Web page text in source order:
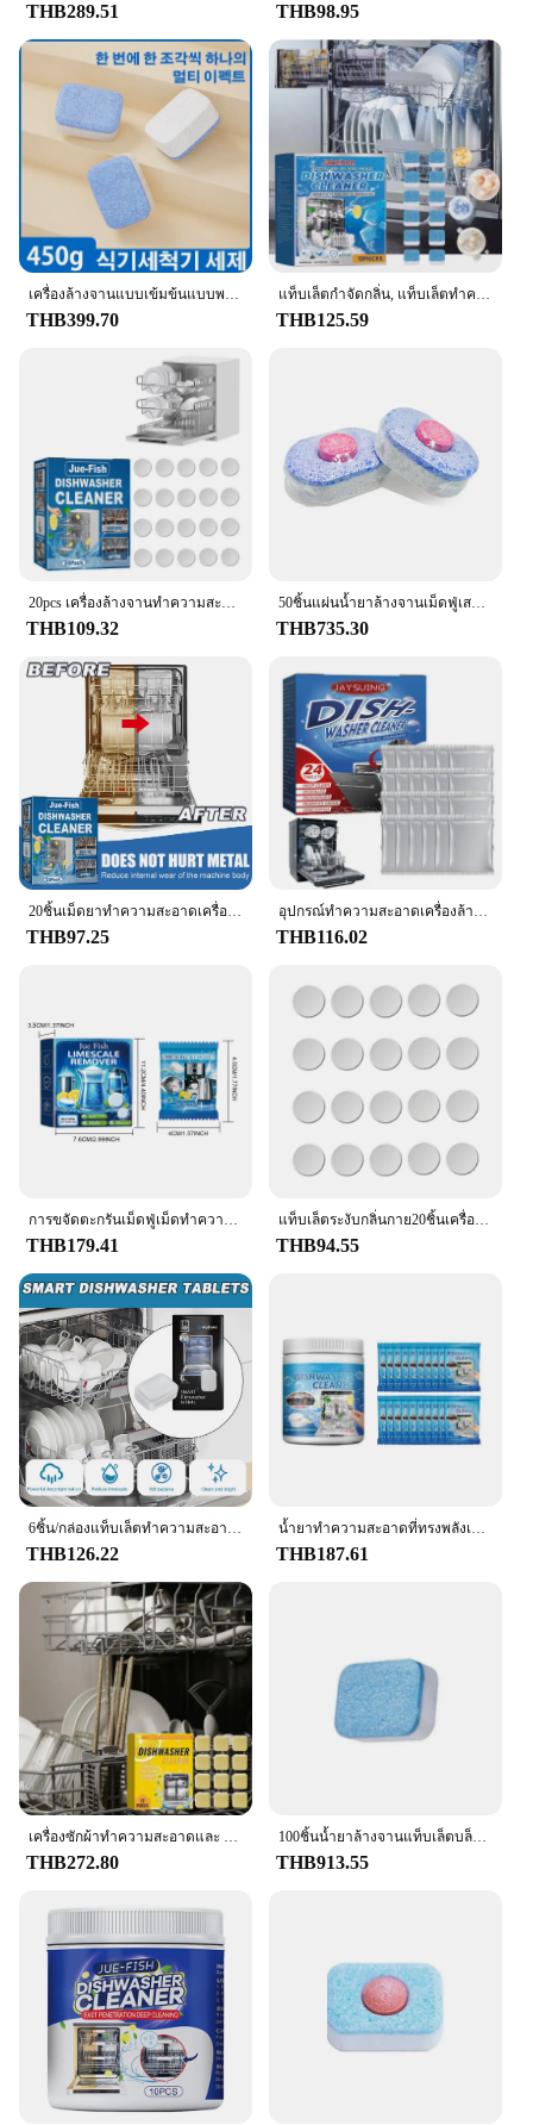
**Convenience and Accessibility**
Available in sets, these tablets are not only cost-
effective but also convenient for everyday use. The
fairy-themed packaging adds a touch of whimsy to
your kitchen, making the chore of dishwashing a
little more enjoyable. The tablets are designed to fit
perfectly in your automatic dishwasher, ensuring a
hassle-free experience. As a wholesale and vendor-
supplied product, you can be assured of consistent
quality and availability, making it an ideal choice
for both personal and commercial use.
THB289.51 THB98.95
เครื่องล้างจานแบบเข้มข้นแบบพกพาผงซักฟอกในครัวแบบครบวงจรเป็นมิตรกับสิ่งแวดล้อม
THB399.70
แท็บเล็ตกำจัดกลิ่น, แท็บเล็ตทำความสะอาดเครื่องล้างจาน, ลบขนาดและกลิ่นที่แข็งแกร่ง, คราบน้ำมันและเครื่องล้างจาน
THB125.59
20pcs เครื่องล้างจานทําความสะอาดเม็ดขจัด Limescale Build Up และกลิ่นตะกรันเม็ด Strong น้ํามันคราบสําหรับเครื่องล้างจาน
THB109.32
50ชิ้นแผ่นน้ำยาล้างจานเม็ดฟู่เสริมแกนแดงสำหรับล้างจานน้ำยาซักผ้าสำหรับห้องครัว
THB735.30
20ชิ้นเม็ดยาทำความสะอาดเครื่องล้างจานกำจัดมะนาวสร้างขึ้นและกำจัดกลิ่นเม็ดอุปกรณ์ทำความสะอาดห้องครัวที่มีประสิทธิภาพสูง
THB97.25
อุปกรณ์ทำความสะอาดเครื่องล้างจาน24ชิ้นน้ำยาล้างเครื่องล้างจาน
THB116.02
THB179.41
แท็บเล็ตระงับกลิ่นกาย20ชิ้นเครื่องล้างจานทำความสะอาดเม็ดกำจัดมะนาวสร้างขึ้นและกลิ่นน้ำมันที่แข็งแกร่งกำจัดคราบสำหรับเครื่องล้างจาน
THB94.55
THB126.22
น้ำยาทำความสะอาดที่ทรงพลังเม็ดเครื่องล้างจานทิ้งกลิ่นหอมสดชื่นทำความสะอาดอย่างล้ำลึก
THB187.61
THB272.80
100ชิ้นน้ำยาล้างจานแท็บเล็ตบล็อกแบบบูรณาการหลายรูปแบบใหม่เครื่องล้างจานเม็ดซักผ้าผู้ช่วย
THB913.55